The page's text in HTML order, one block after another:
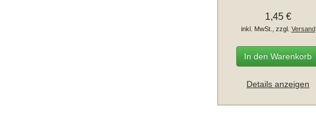
1,45 €
inkl. MwSt., zzgl. Versand
In den Warenkorb
Details anzeigen